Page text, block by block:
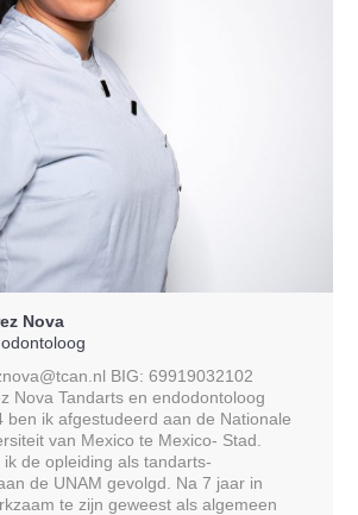
Nova
BIG: 69919032102
Nova Tandarts en endodontoloog
ben ik afgestudeerd aan de Nationale
van Mexico te Mexico- Stad.
de opleiding als tandarts-
de UNAM gevolgd. Na 7 jaar in
te zijn geweest als algemeen